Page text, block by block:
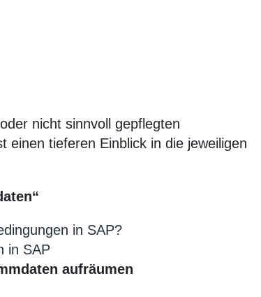
nicht sinnvoll gepflegten
einen tieferen Einblick in die jeweiligen
in SAP?
in SAP
aufräumen